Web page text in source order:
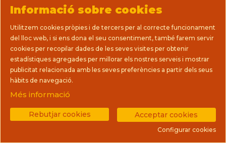
Prats, 14 (La Casa del Teatre Nu)
08712 Sant Martí de Tous (Barcelona)
T 93 805 08 63
direccio@llegendes.cat
Sitemap Avís Legal Ús de Cookies
Política de privacitat
Premsa Contactar
Termes i condicions de venda
Informació sobre cookies
Utilitzem cookies pròpies i de tercers per al correcte funcionament
del lloc web, i si ens dona el seu consentiment, també farem servir
cookies per recopilar dades de les seves visites per obtenir
estadístiques agregades per millorar els nostres serveis i mostrar
publicitat relacionada amb les seves preferències a partir dels seus
hàbits de navegació.
Més informació
Acceptar cookies
Rebutjar cookies
Configurar cookies